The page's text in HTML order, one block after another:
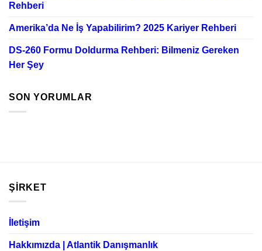
Rehberi
Amerika’da Ne İş Yapabilirim? 2025 Kariyer Rehberi
DS-260 Formu Doldurma Rehberi: Bilmeniz Gereken
Her Şey
SON YORUMLAR
ŞIRKET
İletişim
Hakkımızda | Atlantik Danışmanlık